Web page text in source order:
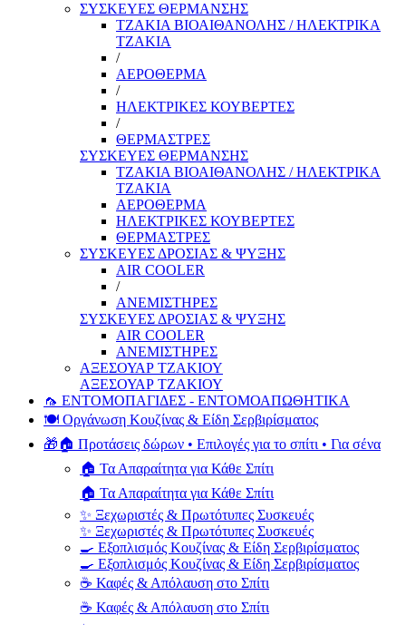
ΣΥΣΚΕΥΕΣ ΘΕΡΜΑΝΣΗΣ
ΤΖΑΚΙΑ ΒΙΟΑΙΘΑΝΟΛΗΣ / ΗΛΕΚΤΡΙΚΑ
ΤΖΑΚΙΑ
/
ΑΕΡΟΘΕΡΜΑ
/
ΗΛΕΚΤΡΙΚΕΣ ΚΟΥΒΕΡΤΕΣ
/
ΘΕΡΜΑΣΤΡΕΣ
ΣΥΣΚΕΥΕΣ ΘΕΡΜΑΝΣΗΣ
ΤΖΑΚΙΑ ΒΙΟΑΙΘΑΝΟΛΗΣ / ΗΛΕΚΤΡΙΚΑ
ΤΖΑΚΙΑ
ΑΕΡΟΘΕΡΜΑ
ΗΛΕΚΤΡΙΚΕΣ ΚΟΥΒΕΡΤΕΣ
ΘΕΡΜΑΣΤΡΕΣ
ΣΥΣΚΕΥΕΣ ΔΡΟΣΙΑΣ & ΨΥΞΗΣ
AIR COOLER
/
ΑΝΕΜΙΣΤΗΡΕΣ
ΣΥΣΚΕΥΕΣ ΔΡΟΣΙΑΣ & ΨΥΞΗΣ
AIR COOLER
ΑΝΕΜΙΣΤΗΡΕΣ
ΑΞΕΣΟΥΑΡ ΤΖΑΚΙΟΥ
ΑΞΕΣΟΥΑΡ ΤΖΑΚΙΟΥ
🦟 ΕΝΤΟΜΟΠΑΓΙΔΕΣ - ΕΝΤΟΜΟΑΠΩΘΗΤΙΚΑ
🍽️ Οργάνωση Κουζίνας & Είδη Σερβιρίσματος
🎁🏠 Προτάσεις δώρων • Επιλογές για το σπίτι • Για σένα
🏠 Τα Απαραίτητα για Κάθε Σπίτι
🏠 Τα Απαραίτητα για Κάθε Σπίτι
✨ Ξεχωριστές & Πρωτότυπες Συσκευές
✨ Ξεχωριστές & Πρωτότυπες Συσκευές
🍳 Εξοπλισμός Κουζίνας & Είδη Σερβιρίσματος
🍳 Εξοπλισμός Κουζίνας & Είδη Σερβιρίσματος
☕ Καφές & Απόλαυση στο Σπίτι
☕ Καφές & Απόλαυση στο Σπίτι